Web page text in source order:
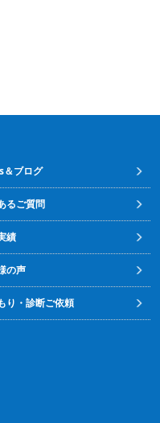
＆ブログ
るご質問
績
の声
り・診断ご依頼